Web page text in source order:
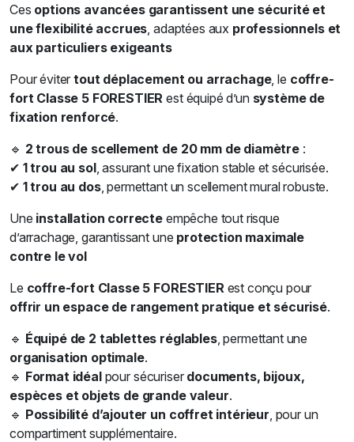
Ces options avancées garantissent une sécurité et
une flexibilité accrues , adaptées aux professionnels et
aux particuliers exigeants
Pour évitertout déplacement ou arrachage, le coffre-
fort Classe 5 FORESTIER est équipé d’un système de
fixation renforcé.
🔹 2 trous de scellement de 20 mm de diamètre:
✔ 1 trou au sol, assurant une fixation stable et sécurisée.
✔ 1 trou au dos, permettant un scellement mural robuste.
Une installation correcte empêche tout risque
d’arrachage, garantissant une protection maximale
contre le vol
Le coffre-fort Classe 5 FORESTIER est conçu pour
offrir un espace de rangement pratique et sécurisé.
🔹 Équipé de 2 tablettes réglables, permettant une
organisation optimale.
🔹 Format idéalpour sécuriser documents, bijoux,
espèces et objets de grande valeur.
🔹 Possibilité d’ajouter un coffret intérieur , pour un
compartiment supplémentaire.